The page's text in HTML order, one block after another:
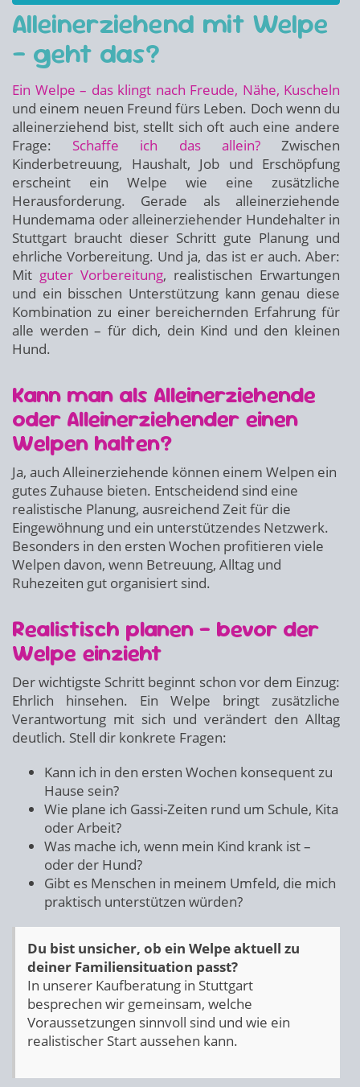
Alleinerziehend mit Welpe
– geht das?
Ein Welpe – das klingt nach Freude, Nähe, Kuscheln
und einem neuen Freund fürs Leben. Doch wenn du
alleinerziehend bist, stellt sich oft auch eine andere
Frage: Schaffe ich das allein?Zwischen
Kinderbetreuung, Haushalt, Job und Erschöpfung
erscheint ein Welpe wie eine zusätzliche
Herausforderung. Gerade als alleinerziehende
Hundemama oder alleinerziehender Hundehalter in
Stuttgart braucht dieser Schritt gute Planung und
ehrliche Vorbereitung. Und ja, das ist er auch. Aber:
Mit guter Vorbereitung, realistischen Erwartungen
und ein bisschen Unterstützung kann genau diese
Kombination zu einer bereichernden Erfahrung für
alle werden – für dich, dein Kind und den kleinen
Hund.
Kann man als Alleinerziehende
oder Alleinerziehender einen
Welpen halten?
Ja, auch Alleinerziehende können einem Welpen ein
gutes Zuhause bieten. Entscheidend sind eine
realistische Planung, ausreichend Zeit für die
Eingewöhnung und ein unterstützendes Netzwerk.
Besonders in den ersten Wochen profitieren viele
Welpen davon, wenn Betreuung, Alltag und
Ruhezeiten gut organisiert sind.
Realistisch planen – bevor der
Welpe einzieht
Der wichtigste Schritt beginnt schon vor dem Einzug:
Ehrlich hinsehen. Ein Welpe bringt zusätzliche
Verantwortung mit sich und verändert den Alltag
deutlich. Stell dir konkrete Fragen:
Kann ich in den ersten Wochen konsequent zu
Hause sein?
Wie plane ich Gassi-Zeiten rund um Schule, Kita
oder Arbeit?
Was mache ich, wenn mein Kind krank ist –
oder der Hund?
Gibt es Menschen in meinem Umfeld, die mich
praktisch unterstützen würden?
Du bist unsicher, ob ein Welpe aktuell zu
deiner Familiensituation passt?
In unserer Kaufberatung in Stuttgart
besprechen wir gemeinsam, welche
Voraussetzungen sinnvoll sind und wie ein
realistischer Start aussehen kann.